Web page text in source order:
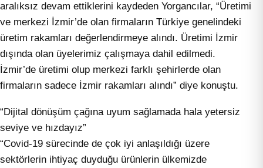
aralıksız devam ettiklerini kaydeden Yorgancılar, “Üretimi
ve merkezi İzmir’de olan firmaların Türkiye genelindeki
üretim rakamları değerlendirmeye alındı. Üretimi İzmir
dışında olan üyelerimiz çalışmaya dahil edilmedi.
İzmir’de üretimi olup merkezi farklı şehirlerde olan
firmaların sadece İzmir rakamları alındı” diye konuştu.
“Dijital dönüşüm çağına uyum sağlamada hala yetersiz
seviye ve hızdayız”
“Covid-19 sürecinde de çok iyi anlaşıldığı üzere
sektörlerin ihtiyaç duyduğu ürünlerin ülkemizde